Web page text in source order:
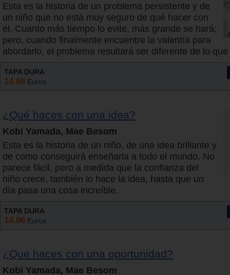
Esta es la historia de un problema persistente y de
un niño que no está muy seguro de qué hacer con
él. Cuanto más tiempo lo evite, más grande se hará;
pero, cuando finalmente encuentre la valentía para
abordarlo, el problema resultará ser diferente de lo
TAPA DURA
14.96 Euros
¿Qué haces con una idea?
Kobi Yamada, Mae Besom
Esta es la historia de un niño, de una idea brillante y
de como conseguirá enseñarla a todo el mundo. No
parece fácil, pero a medida que la confianza del
niño crece, también lo hace la idea, hasta que un
día pasa una cosa increíble.
TAPA DURA
14.96 Euros
¿Que haces con una oportunidad?
Kobi Yamada, Mae Besom